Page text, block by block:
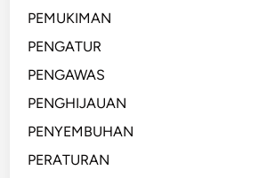
PEMUKIMAN
PENGATUR
PENGAWAS
PENGHIJAUAN
PENYEMBUHAN
PERATURAN